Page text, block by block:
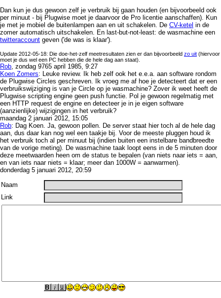
Dan kun je dus gewoon zelf je verbruik bij gaan houden (en bijvoorbeeld ook
per minuut - bij Plugwise moet je daarvoor de Pro licentie aanschaffen). Kun
je met je mobiel de buitenlampen aan en uit schakelen. De CV-ketel in de
zomer automatisch uitschakelen. En last-but-not-least: de wasmachine een
twitteraccount geven ('de was is klaar').
Update 2012-05-18: Die doe-het-zelf meetresultaten zien er dan bijvoorbeeld zo uit (hiervoor
moet je dus wel een PC hebben die de hele dag aan staat).
Rob, zondag 9765 april 1985, 9:27
Koen Zomers: Leuke review. Ik heb zelf ook het e.e.a. aan software rondom
de Plugwise Circles geschreven. Ik vroeg me af hoe je detecteert dat er een
verbruikswijziging is van je Circle op je wasmachine? Zover ik weet heeft de
Plugwise scripting engine geen push functie. Pol je gewoon regelmatig met
een HTTP request de engine en detecteer je in je eigen software
(aanzienlijke) wijzigingen in het verbruik?
maandag 2 januari 2012, 15:05
Rob: Dag Koen. Ja, gewoon pollen. De server staat hier toch al de hele dag
aan, dus daar kan nog wel een taakje bij. Voor de meeste pluggen houd ik
het verbruik toch al per minuut bij (indien buiten een instelbare bandbreedte
van de vorige meting). De wasmachine taak loopt eens in de 5 minuten door
deze meetwaarden heen om de status te bepalen (van niets naar iets = aan,
en van iets naar niets = klaar; meer dan 1000W = aanwarmen).
donderdag 5 januari 2012, 20:59
Naam
Link